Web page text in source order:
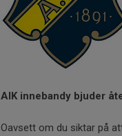
AIK innebandy bjuder
Oavsett om du siktar på